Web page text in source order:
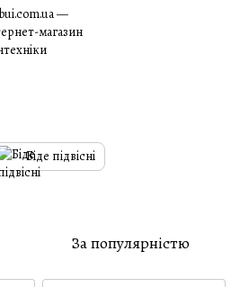
Біде підвісні
За популярністю